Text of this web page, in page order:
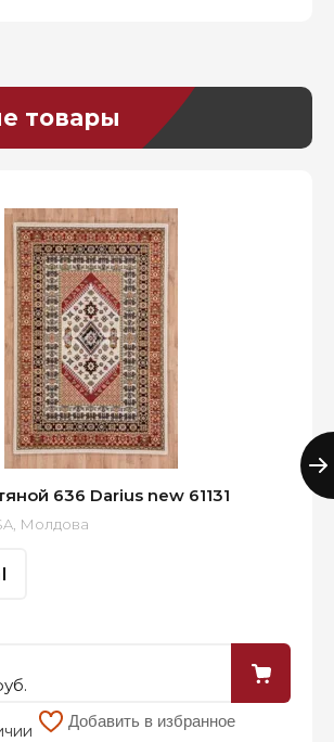
товары
636 Darius new 61131
Молдова
Добавить в избранное